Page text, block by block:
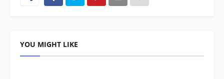
YOU MIGHT LIKE